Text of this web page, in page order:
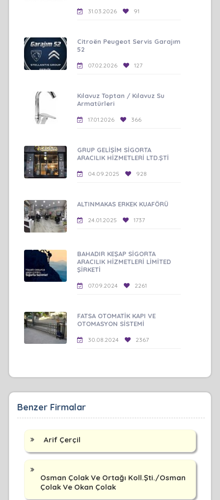
31.03.2026 91
Citroën Peugeot Servis Garajım
52
07.02.2026 127
Kılavuz Toptan / Kılavuz Su
Armatürleri
17.01.2026 366
GRUP GELİŞİM SİGORTA
ARACILIK HİZMETLERİ LTD.ŞTİ
04.09.2025 928
ALTINMAKAS ERKEK KUAFÖRÜ
24.01.2025 1737
BAHADIR KEŞAP SİGORTA
ARACILIK HİZMETLERİ LİMİTED
ŞİRKETİ
07.09.2024 2261
FATSA OTOMATİK KAPI VE
OTOMASYON SİSTEMİ
30.08.2024 2367
Benzer Firmalar
Arif Çerçil
Osman Çolak Ve Ortağı Koll.Şti./Osman
Çolak Ve Okan Çolak